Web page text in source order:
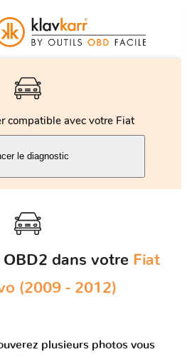
compatible avec votre Fiat
le diagnostic
dans votre Fiat
(2009 - 2012)
plusieurs photos vous